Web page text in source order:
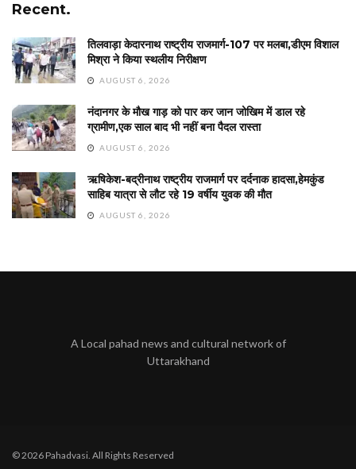
Recent.
तिलवाड़ा केदारनाथ राष्ट्रीय राजमार्ग-107 पर मलबा,डीएम विशाल
मिश्रा ने किया स्थलीय निरीक्षण
AUGUST 6, 2026
नंदानगर के मौख गाड़ को पार कर जान जोखिम में डाल रहे
ग्रामीण,एक साल बाद भी नहीं बना पैदल रास्ता
AUGUST 6, 2026
ऋषिकेश-बद्रीनाथ राष्ट्रीय राजमार्ग पर दर्दनाक हादसा,हेमकुंड
साहिब यात्रा से लौट रहे 19 वर्षीय युवक की मौत
AUGUST 6, 2026
A Local pahad news and cultural network of
Uttarakhand
© 2026 Pahadvasi. All Rights Reserved